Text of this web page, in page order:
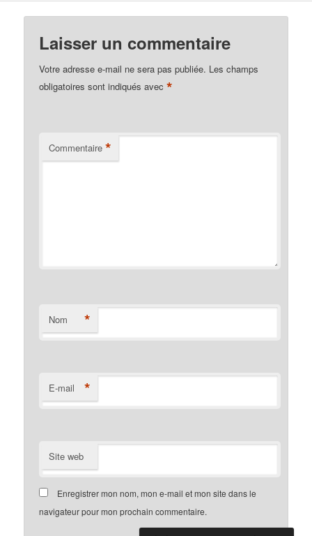
Laisser un commentaire
Votre adresse e-mail ne sera pas publiée. Les champs
obligatoires sont indiqués avec*
Commentaire *
Nom *
E-mail *
Site web
Enregistrer mon nom, mon e-mail et mon site dans le
navigateur pour mon prochain commentaire.